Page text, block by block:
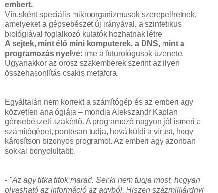
embert.
Vírusként speciális mikroorganizmusok szerepelhetnek,
amelyeket a gépsebészet új irányával, a szintetikus
biológiával foglalkozó kutatók hozhatnak létre.
A sejtek, mint élő mini komputerek, a DNS, mint a
programozás nyelve: íme a futurológusok üzenete.
Ugyanakkor az orosz szakemberek szerint az ilyen
összehasonlítás csakis metafora.
Egyáltalán nem korrekt a számítógép és az emberi agy
közvetlen analógiája – mondja Alekszandr Kaplan
génsebészeti szakértő. A programozó nagyon jól ismeri a
számítógépet, pontosan tudja, hová küldi a vírust, hogy
károsítson bizonyos programot. Az emberi agy azonban
sokkal bonyolultabb.
- "Az agy titka titok marad. Senki nem tudja most, hogyan
olvasható az információ az agyból. Hiszen százmilliárdnyi